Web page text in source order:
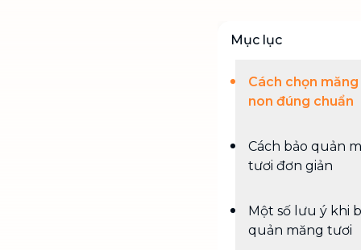
Mục lục
Cách chọn
non đúng chuẩn
Cách bảo quản
tươi đơn giản
Một số lưu ý khi
quản măng tươi